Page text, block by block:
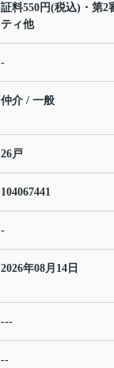
証料550円(税込)・第2
ティ他
-
仲介 / 一般
26戸
104067441
-
2026年08月14日
---
--